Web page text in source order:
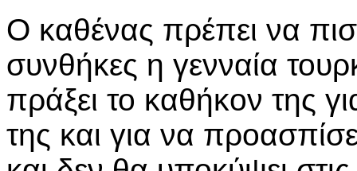
Ο καθένας πρέπει να
συνθήκες η γενναία
πράξει το καθήκον της
της και για να